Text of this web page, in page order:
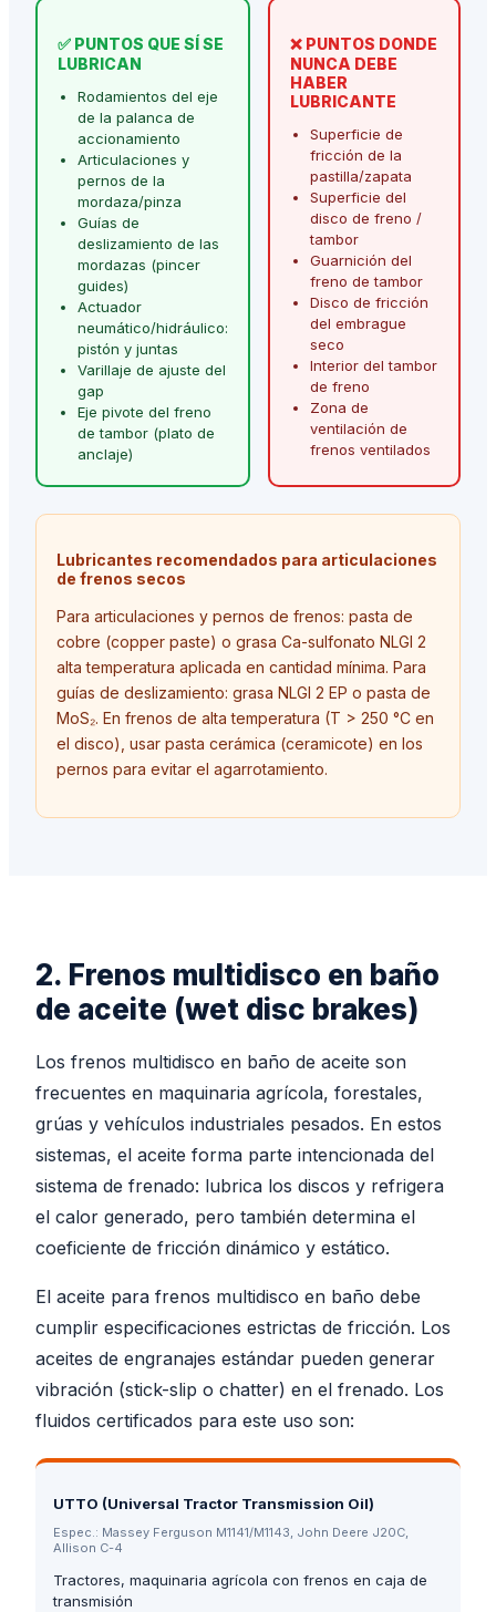
✅ PUNTOS QUE SÍ SE
LUBRICAN
Rodamientos del eje
de la palanca de
accionamiento
Articulaciones y
pernos de la
mordaza/pinza
Guías de
deslizamiento de las
mordazas (pincer
guides)
Actuador
neumático/hidráulico:
pistón y juntas
Varillaje de ajuste del
gap
Eje pivote del freno
de tambor (plato de
anclaje)
❌ PUNTOS DONDE
NUNCA DEBE
HABER
LUBRICANTE
Superficie de
fricción de la
pastilla/zapata
Superficie del
disco de freno /
tambor
Guarnición del
freno de tambor
Disco de fricción
del embrague
seco
Interior del tambor
de freno
Zona de
ventilación de
frenos ventilados
Lubricantes recomendados para articulaciones
de frenos secos
Para articulaciones y pernos de frenos: pasta de
cobre (copper paste) o grasa Ca-sulfonato NLGI 2
alta temperatura aplicada en cantidad mínima. Para
guías de deslizamiento: grasa NLGI 2 EP o pasta de
MoS₂. En frenos de alta temperatura (T > 250 °C en
el disco), usar pasta cerámica (ceramicote) en los
pernos para evitar el agarrotamiento.
2. Frenos multidisco en baño
de aceite (wet disc brakes)
Los frenos multidisco en baño de aceite son
frecuentes en maquinaria agrícola, forestales,
grúas y vehículos industriales pesados. En estos
sistemas, el aceite forma parte intencionada del
sistema de frenado: lubrica los discos y refrigera
el calor generado, pero también determina el
coeficiente de fricción dinámico y estático.
El aceite para frenos multidisco en baño debe
cumplir especificaciones estrictas de fricción. Los
aceites de engranajes estándar pueden generar
vibración (stick-slip o chatter) en el frenado. Los
fluidos certificados para este uso son:
UTTO (Universal Tractor Transmission Oil)
Espec.: Massey Ferguson M1141/M1143, John Deere J20C,
Allison C-4
Tractores, maquinaria agrícola con frenos en caja de
transmisión